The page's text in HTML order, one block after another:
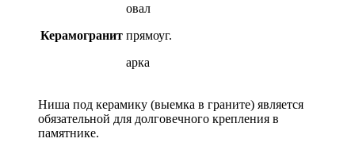
Керамогранит
овал
прямоуг.
арка
Ниша под керамику (выемка в граните) является
обязательной для долговечного крепления в
памятнике.